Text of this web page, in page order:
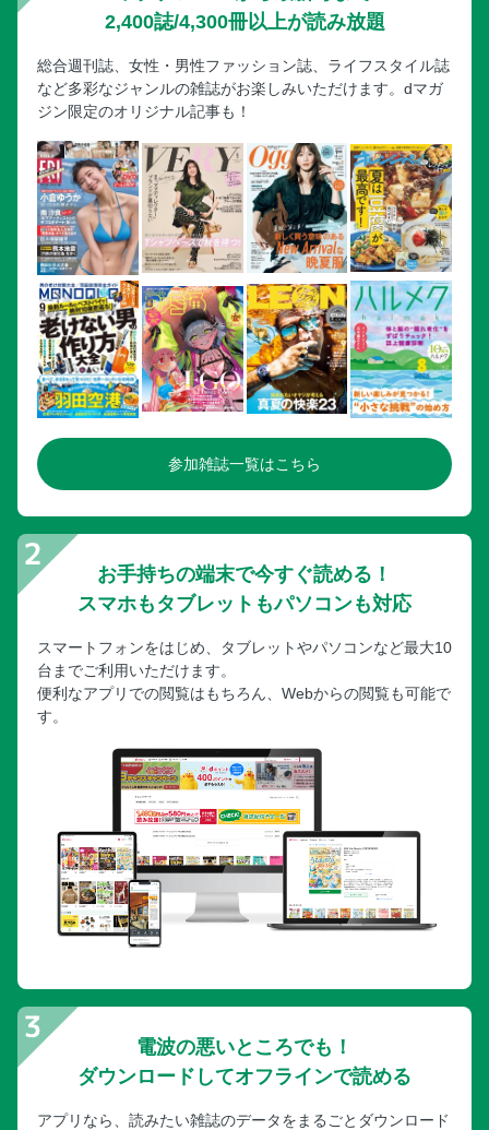
2,400誌/4,300冊以上が読み放題
総合週刊誌、女性・男性ファッション誌、ライフスタイル誌
など多彩なジャンルの雑誌がお楽しみいただけます。dマガ
ジン限定のオリジナル記事も！
参加雑誌一覧はこちら
お手持ちの端末で今すぐ読める！
スマホもタブレットもパソコンも対応
スマートフォンをはじめ、タブレットやパソコンなど最大10
台までご利用いただけます。
便利なアプリでの閲覧はもちろん、Webからの閲覧も可能で
す。
電波の悪いところでも！
ダウンロードしてオフラインで読める
アプリなら、読みたい雑誌のデータをまるごとダウンロード